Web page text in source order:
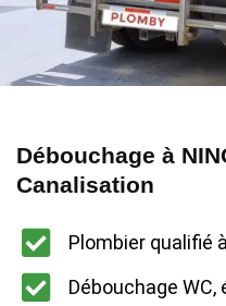
Débouchage à
Canalisation
Plombier qualifié
Débouchage WC,